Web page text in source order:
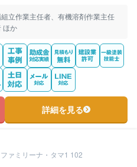
立作業主任者、有機溶剤作業主任
ほか
詳細を見る
ァミリーナ・タマ1 102